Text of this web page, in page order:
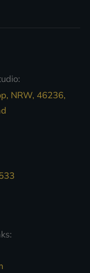
NRW, 46236,